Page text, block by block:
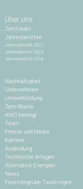
Über uns
Zertifikate
Jahresberichte
Jahresbericht 2022
Jahresbericht 2023
Jahresbericht 2024
Nachhaltigkeit
Unternehmen
Umweltbildung
Zero Waste
AWG bewegt
Team
Presse und Media
Karriere
Ausbildung
Technische Anlagen
Alternative Energien
News
Fossiliengrube Twistringen